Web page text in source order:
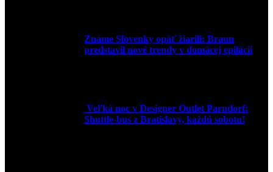
Známe Slovenky opäť žiarili: Braun
predstavil nové trendy v domácej epilácii
Veľká noc v Designer Outlet Parndorf:
Shuttle-bus z Bratislavy, každú sobotu!